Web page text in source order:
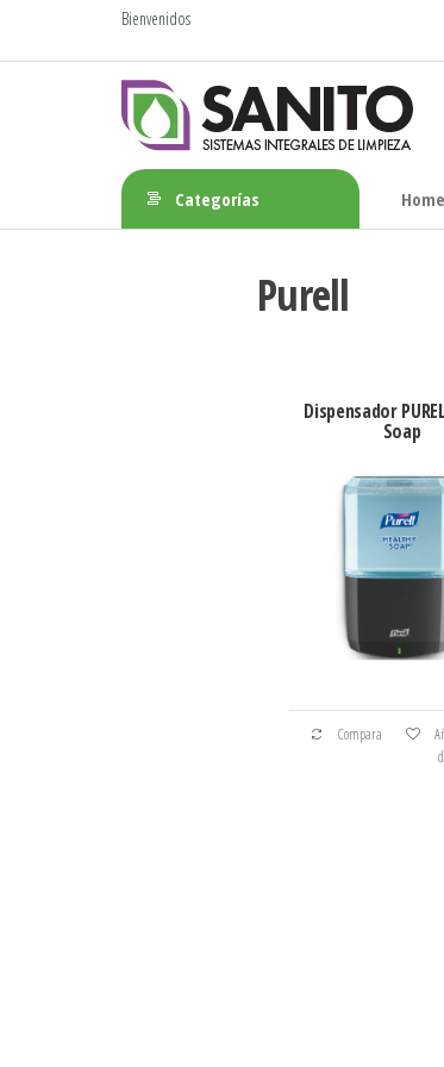
Bienvenidos
sanito
Categorías Home
Purell
Dispensador
Soap
Compara